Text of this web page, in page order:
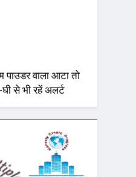
वाला आटा तो
से भी रहें अलर्ट